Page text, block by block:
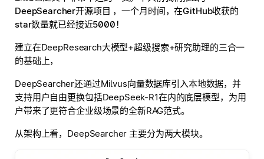
DeepSearcher开源项目 ，一个月时间，在GitHub收获的
star数量就已经接近5000！
建立在DeepResearch大模型+超级搜索+研究助理的三合一
的基础上，
DeepSearcher还通过Milvus向量数据库引入本地数据，并
支持用户自由更换包括DeepSeek-R1在内的底层模型，为用
户带来了更符合企业级场景的全新RAG范式。
从架构上看，DeepSearcher 主要分为两大模块。